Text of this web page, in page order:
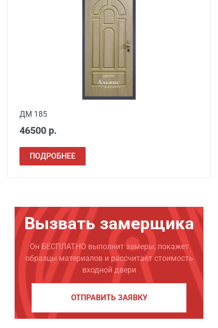
ДМ 185
46500 р.
ПОДРОБНЕЕ
Вызвать замерщика
Он БЕСПЛАТНО выполнит замеры, покажет
образцы материалов и рассчитает стоимость
входной двери
ОТПРАВИТЬ ЗАЯВКУ